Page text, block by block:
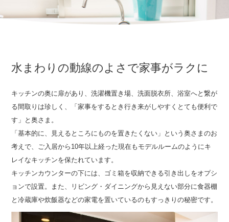
水まわりの動線のよさで家事がラクに
キッチンの奥に扉があり、洗濯機置き場、洗面脱衣所、浴室へと繋が
る間取りは珍しく、「家事をするとき行き来がしやすくとても便利で
す」と奥さま。
「基本的に、見えるところにものを置きたくない」という奥さまのお
考えで、ご入居から10年以上経った現在もモデルルームのようにキ
レイなキッチンを保たれています。
キッチンカウンターの下には、ゴミ箱を収納できる引き出しをオプシ
ョンで設置。また、リビング・ダイニングから見えない部分に食器棚
と冷蔵庫や炊飯器などの家電を置いているのもすっきりの秘密です。